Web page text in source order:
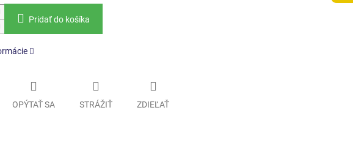
Pridať do košíka
OPÝTAŤ SA STRÁŽIŤ ZDIEĽAŤ